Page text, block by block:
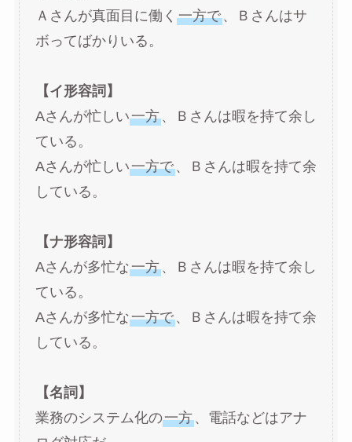
Ａさんが真面目に働く 一方で、Ｂさんはサ
ボってばかりいる。
【イ形容詞】
Aさんが忙しい一方、Ｂさんは暇を持て余し
ている。
Aさんが忙しい一方で、Ｂさんは暇を持て余
している。
【ナ形容詞】
Aさんが多忙な一方、Ｂさんは暇を持て余し
ている。
Aさんが多忙な一方で、Ｂさんは暇を持て余
している。
【名詞】
業務のシステム化の一方、電話などはアナ